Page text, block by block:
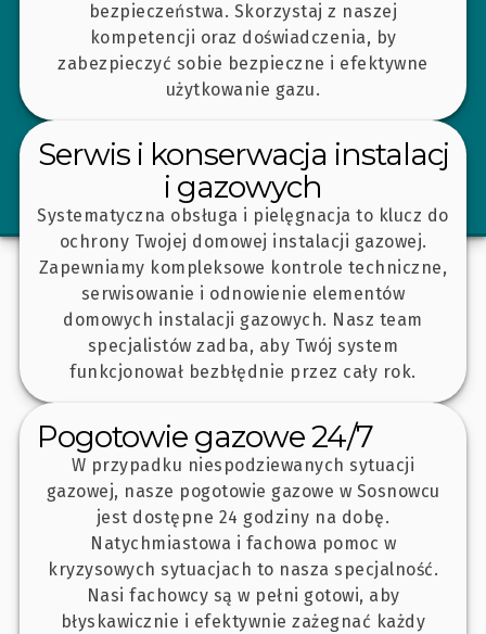
bezpieczeństwa. Skorzystaj z naszej
kompetencji oraz doświadczenia, by
zabezpieczyć sobie bezpieczne i efektywne
użytkowanie gazu.
Serwis i konserwacja instalacj
i gazowych
Systematyczna obsługa i pielęgnacja to klucz do
ochrony Twojej domowej instalacji gazowej.
Zapewniamy kompleksowe kontrole techniczne,
serwisowanie i odnowienie elementów
domowych instalacji gazowych. Nasz team
specjalistów zadba, aby Twój system
funkcjonował bezbłędnie przez cały rok.
Pogotowie gazowe 24/7
W przypadku niespodziewanych sytuacji
gazowej, nasze pogotowie gazowe w Sosnowcu
jest dostępne 24 godziny na dobę.
Natychmiastowa i fachowa pomoc w
kryzysowych sytuacjach to nasza specjalność.
Nasi fachowcy są w pełni gotowi, aby
błyskawicznie i efektywnie zażegnać każdy